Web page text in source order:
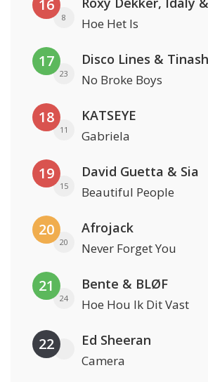
16
8 Hoe Het Is
17
23
Disco Lines &
No Broke Boys
18
11
KATSEYE
Gabriela
19
15
David Guetta & Sia
Beautiful People
20
20
Afrojack
Never Forget You
21
24
Bente & BLØF
Hoe Hou Ik Dit Vast
22 Ed Sheeran
Camera